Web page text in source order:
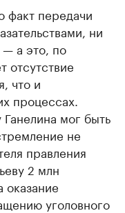
факт передачи
ни
— а это, по
отсутствие
что и
процессах.
Ганелина мог быть
не
правления
2 млн
уголовного